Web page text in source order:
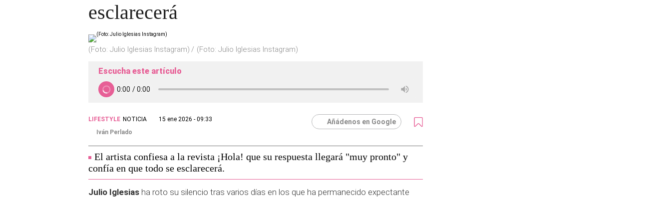
esclarecerá
(Foto: Julio Iglesias Instagram) (Foto: Julio Iglesias Instagram)
Escucha este artículo
LIFESTYLE NOTICIA
15 ene 2026 - 09:33
Iván Perlado
Añádenos en Google
El artista confiesa a la revista ¡Hola! que su respuesta llegará "muy pronto" y
confía en que todo se esclarecerá.
Julio Iglesias ha roto su silencio tras varios días en los que ha permanecido expectante